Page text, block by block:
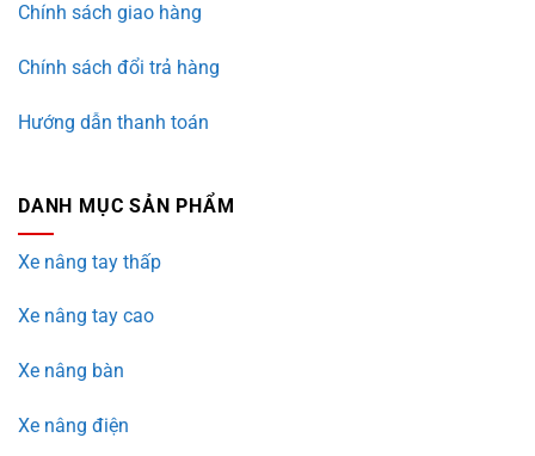
Chính sách giao hàng
Chính sách đổi trả hàng
Hướng dẫn thanh toán
DANH MỤC SẢN PHẨM
Xe nâng tay thấp
Xe nâng tay cao
Xe nâng bàn
Xe nâng điện